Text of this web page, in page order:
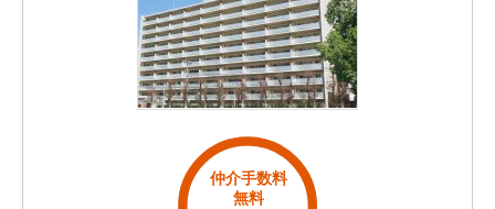
仲介手数料
無料